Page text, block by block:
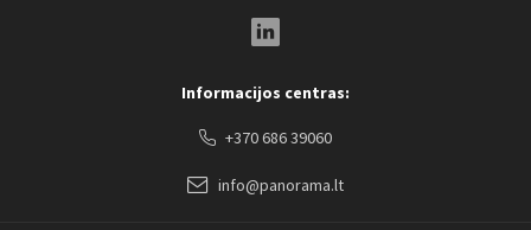
Informacijos centras:
+370 686 39060
info@panorama.lt